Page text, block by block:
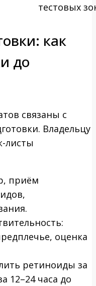
тестовых
как
до
связаны с
Владельцу
листы
приём
оценка
ретиноиды за
12–24 часа до